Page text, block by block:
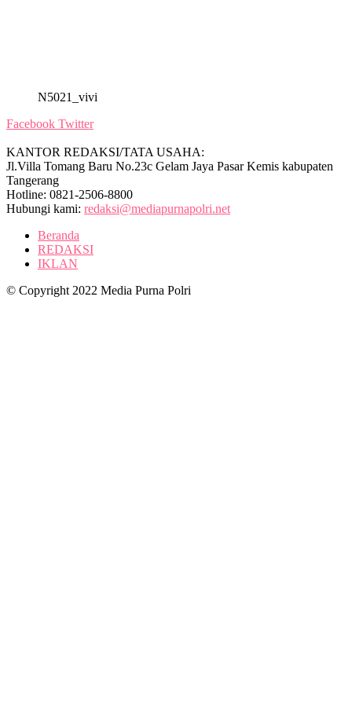
N5021_vivi
Facebook Twitter
KANTOR REDAKSI/TATA USAHA:
Jl.Villa Tomang Baru No.23c Gelam Jaya Pasar Kemis kabupaten
Tangerang
Hotline: 0821-2506-8800
Hubungi kami: redaksi@mediapurnapolri.net
Beranda
REDAKSI
IKLAN
© Copyright 2022 Media Purna Polri